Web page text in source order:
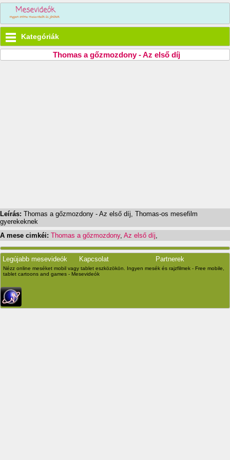
Kategóriák
Thomas a gőzmozdony - Az első díj
Leírás: Thomas a gőzmozdony - Az első díj, Thomas-os mesefilm
gyerekeknek
A mese cimkéi: Thomas a gőzmozdony, Az első díj
Legújabb mesevideók Kapcsolat Partnerek
Nézz online meséket mobil vagy tablet eszközökön. Ingyen mesék és rajzfilmek - Free mobile,
tablet cartoons and games - Mesevideók